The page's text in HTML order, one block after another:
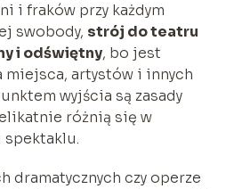
i fraków przy każdym
swobody, strój do teatru
i odświętny, bo jest
miejsca, artystów i innych
wyjścia są zasady
różnią się w
spektaklu.
dramatycznych czy operze